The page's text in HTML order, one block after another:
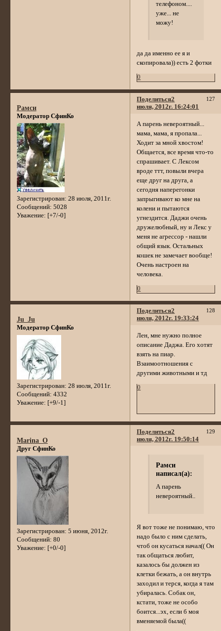
телефоном....
уже... не
можу!
да да именно ее я и
скопировала)) есть 2 фотки
0
Поделиться 127
2
июля, 2012г. 16:24:01
Рамси
Модератор СфинКо
Зарегистрирован: 28 июля, 2011г.
Сообщений: 5028
Уважение: [+7/-0]
А парень невероятный...
мама, мама, я пропала...
Ходит за мной хвостом!
Общается, все время что-то
спрашивает. С Лексом
вроде ттт, повыли вчера
еще друг на друга, а
сегодня наперегонки
запрыгивают ко мне на
колени и пытаются
угнездится. Даджи очень
дружелюбный, ну и Лекс у
меня не агрессор - нашли
общий язык. Остальных
кошек не замечает вообще!
Очень настроен на
человека.
0
Поделиться 128
2
июля, 2012г. 19:33:24
Ju_Ju
Модератор СфинКо
Зарегистрирован: 28 июля, 2011г.
Сообщений: 4332
Уважение: [+9/-1]
Лен, мне нужно полное
описание Даджа. Его хотят
взять на пиар.
Взаимоотношения с
другими животными и тд
0
Поделиться 129
2
июля, 2012г. 19:50:14
Marina_O
Друг СфинКо
Зарегистрирован: 5 июня, 2012г.
Сообщений: 80
Уважение: [+0/-0]
Рамси
написал(а):
А парень
невероятный..
Я вот тоже не понимаю, что
надо было с ним сделать,
чтоб он кусаться начал(( Он
так общаться любит,
казалось бы должен из
клетки бежать, а он внутрь
заходил и терся, когда я там
убиралась. Собак он,
кстати, тоже не особо
боится...эх, если б моя
вменяемой была((